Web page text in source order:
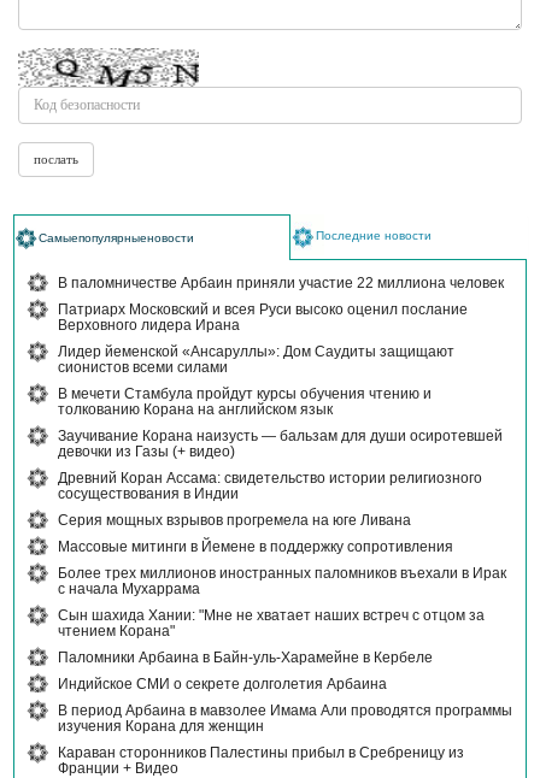
Самыепопулярныеновости Последние новости
В паломничестве Арбаин приняли участие 22 миллиона человек
Патриарх Московский и всея Руси высоко оценил послание
Верховного лидера Ирана
Лидер йеменской «Ансаруллы»: Дом Саудиты защищают
сионистов всеми силами
В мечети Стамбула пройдут курсы обучения чтению и
толкованию Корана на английском язык
Заучивание Корана наизусть — бальзам для души осиротевшей
девочки из Газы (+ видео)
Древний Коран Ассама: свидетельство истории религиозного
сосуществования в Индии
Серия мощных взрывов прогремела на юге Ливана
Массовые митинги в Йемене в поддержку сопротивления
Более трех миллионов иностранных паломников въехали в Ирак
с начала Мухаррама
Сын шахида Хании: "Мне не хватает наших встреч с отцом за
чтением Корана"
Паломники Арбаина в Байн-уль-Харамейне в Кербеле
Индийское СМИ о секрете долголетия Арбаина
В период Арбаина в мавзолее Имама Али проводятся программы
изучения Корана для женщин
Караван сторонников Палестины прибыл в Сребреницу из
Франции + Видео